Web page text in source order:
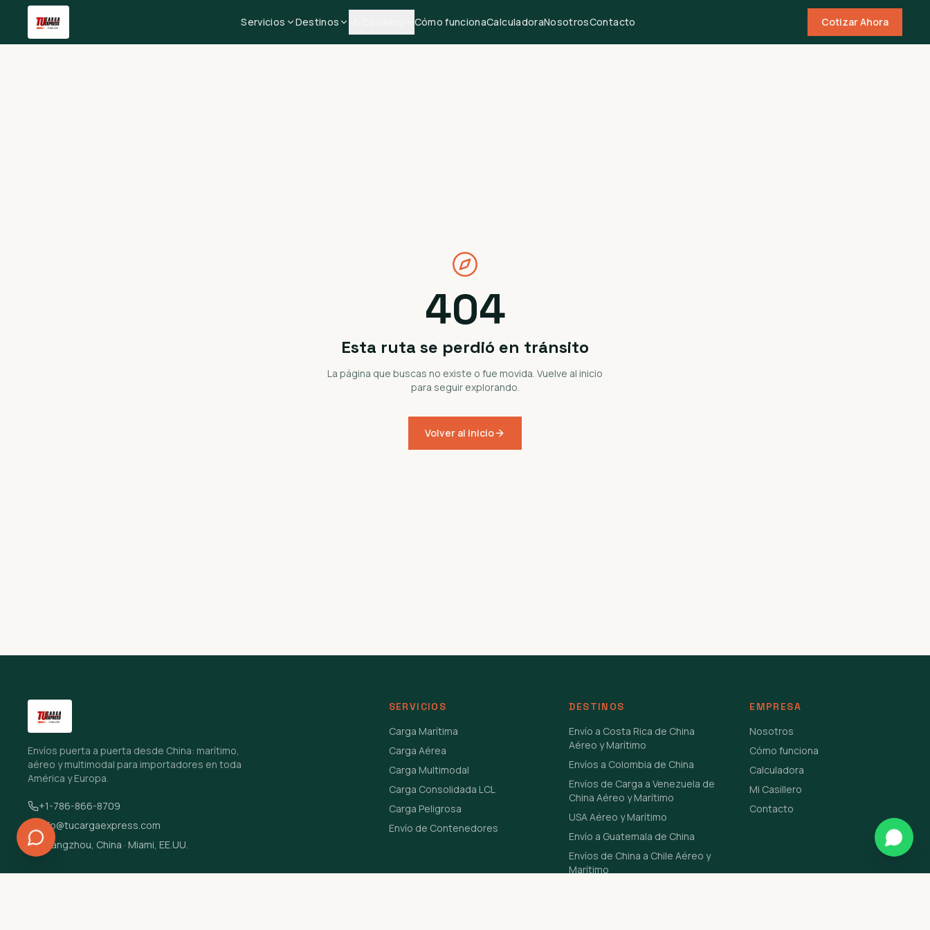
Servicios Destinos Cómo funcionaCalculadoraNosotrosContacto Cotizar Ahora
404
Esta ruta se perdió en tránsito
La página que buscas no existe o fue movida. Vuelve al inicio
para seguir explorando.
Volver al inicio
Envíos puerta a puerta desde China: marítimo,
aéreo y multimodal para importadores en toda
América y Europa.
+1-786-866-8709
info@tucargaexpress.com
Guangzhou, China · Miami, EE.UU.
SERVICIOS
Carga Marítima
Carga Aérea
Carga Multimodal
Carga Consolidada LCL
Carga Peligrosa
Envío de Contenedores
DESTINOS
Envío a Costa Rica de China
Aéreo y Marítimo
Envíos a Colombia de China
Envíos de Carga a Venezuela de
China Aéreo y Marítimo
USA Aéreo y Marítimo
Envío a Guatemala de China
Envíos de China a Chile Aéreo y
Marítimo
EMPRESA
Nosotros
Cómo funciona
Calculadora
Mi Casillero
Contacto